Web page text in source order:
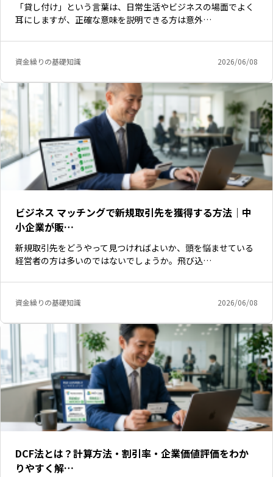
「貸し付け」という言葉は、日常生活やビジネスの場面でよく
耳にしますが、正確な意味を説明できる方は意外…
資金繰りの基礎知識 2026/06/08
ビジネス マッチングで新規取引先を獲得する方法｜中
小企業が販…
新規取引先をどうやって見つければよいか、頭を悩ませている
経営者の方は多いのではないでしょうか。飛び込…
資金繰りの基礎知識 2026/06/08
DCF法とは？計算方法・割引率・企業価値評価をわか
りやすく解…